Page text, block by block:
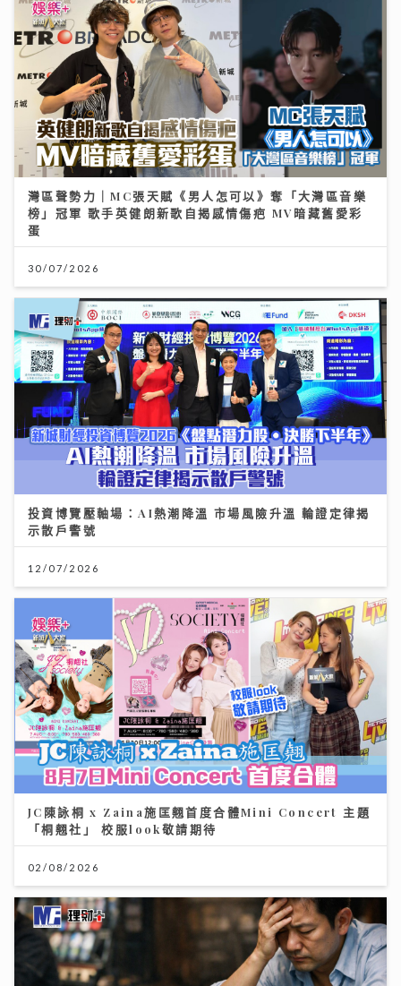
灣區聲勢力｜MC張天賦《男人怎可以》奪「大灣區音樂
榜」冠軍 歌手英健朗新歌自揭感情傷疤 MV暗藏舊愛彩
蛋
30/07/2026
投資博覽壓軸場：AI熱潮降溫 市場風險升溫 輪證定律揭
示散戶警號
12/07/2026
JC陳詠桐 x Zaina施匡翹首度合體Mini Concert 主題
「桐翹社」 校服look敬請期待
02/08/2026